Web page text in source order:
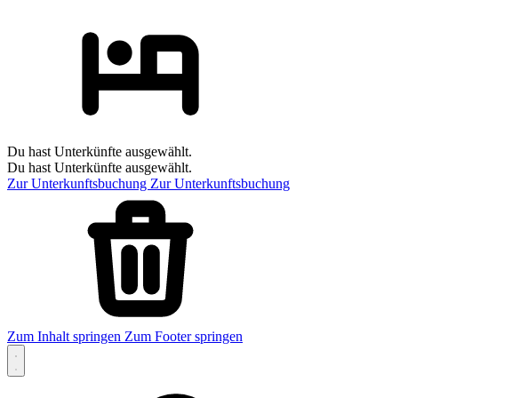
Du hast Unterkünfte ausgewählt.
Du hast Unterkünfte ausgewählt.
Zur Unterkunftsbuchung Zur Unterkunftsbuchung
Zum Inhalt springen Zum Footer springen